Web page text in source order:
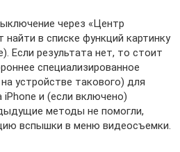
через «Центр
найти в списке функций картинку
Если результата нет, то стоит
специализированное
устройстве такового) для
и (если включено)
методы не помогли,
вспышки в меню видеосъемки.